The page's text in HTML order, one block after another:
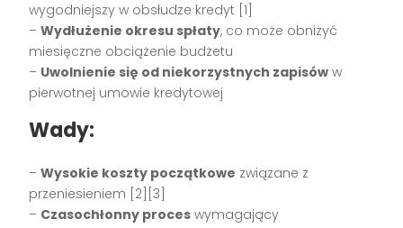
wygodniejszy w obsłudze kredyt [1]
–Wydłużenie okresu spłaty, co może obniżyć
miesięczne obciążenie budżetu
– Uwolnienie się od niekorzystnych zapisów w
pierwotnej umowie kredytowej
Wady:
–Wysokie koszty początkowe związane z
przeniesieniem [2][3]
– Czasochłonny proces wymagający